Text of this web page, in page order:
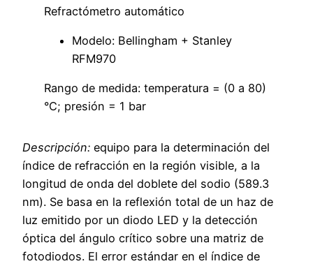
Refractómetro automático
Modelo: Bellingham + Stanley
RFM970
Rango de medida: temperatura = (0 a 80)
°C; presión = 1 bar
Descripción: equipo para la determinación del
índice de refracción en la región visible, a la
longitud de onda del doblete del sodio (589.3
nm). Se basa en la reflexión total de un haz de
luz emitido por un diodo LED y la detección
óptica del ángulo crítico sobre una matriz de
fotodiodos. El error estándar en el índice de